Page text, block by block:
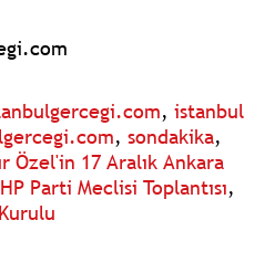
, istanbul
, sondakika,
Özel'in 17 Aralık Ankara
Parti Meclisi Toplantısı,